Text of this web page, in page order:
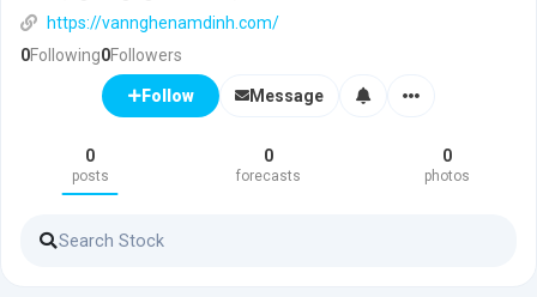
https://vannghenamdinh.com/
0Following0Followers
Follow Message
0
posts
0
forecasts
0
photos